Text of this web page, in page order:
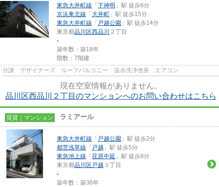
東急大井町線 「 下神明 」駅 徒歩6分
京浜東北線 「 大井町 」駅 徒歩15分
東急大井町線 「 戸越公園 」駅 徒歩14分
東京都品川区西品川 ２丁目
-
築年数：築18年
階数：7階建
分譲 デザイナーズ ルーフバルコニー 温水洗浄便座 エアコン
現在空室情報がありません。
品川区西品川２丁目のマンションへのお問い合わせはこちら
賃貸｜マンション ラミアール
東急大井町線 「 戸越公園 」駅 徒歩2分
都営浅草線 「 戸越 」駅 徒歩5分
東急池上線 「 荏原中延 」駅 徒歩8分
東京都品川区 戸越 ３丁目
-
築年数：築36年